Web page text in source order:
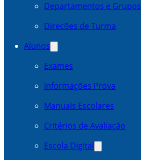
Departamentos e Grupos
Direcões de Turma
Alunos
Exames
Informações Prova
Manuais Escolares
Critérios de Avaliação
Escola Digital